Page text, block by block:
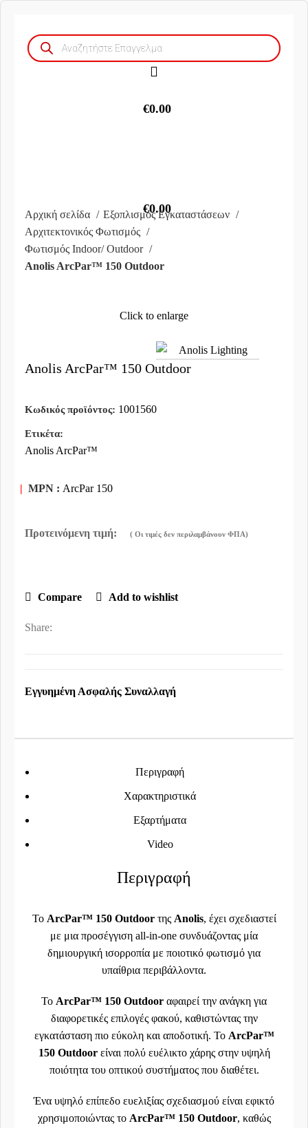
Products
search
€0.00
€0.00
Αρχική σελίδα
Εξοπλισμός Εγκαταστάσεων
Αρχιτεκτονικός Φωτισμός
Φωτισμός Indoor/ Outdoor
Anolis ArcPar™ 150 Outdoor
Click to enlarge
Anolis ArcPar™ 150 Outdoor
Κωδικός προϊόντος: 1001560
Ετικέτα:
Anolis ArcPar™
| MPN : ArcPar 150
Compare Add to wishlist
Share:
Εγγυημένη Ασφαλής Συναλλαγή
Περιγραφή
Χαρακτηριστικά
Εξαρτήματα
Video
Περιγραφή
Το ArcPar™ 150 Outdoorτης Anolis, έχει σχεδιαστεί
με μια προσέγγιση all-in-one συνδυάζοντας μία
δημιουργική ισορροπία με ποιοτικό φωτισμό για
υπαίθρια περιβάλλοντα.
Το ArcPar™ 150 Outdoor αφαιρεί την ανάγκη για
διαφορετικές επιλογές φακού, καθιστώντας την
εγκατάσταση πιο εύκολη και αποδοτική. Το ArcPar™
150 Outdoorείναι πολύ ευέλικτο χάρης στην υψηλή
ποιότητα του οπτικού συστήματος που διαθέτει.
Ένα υψηλό επίπεδο ευελιξίας σχεδιασμού είναι εφικτό
χρησιμοποιώντας το ArcPar™ 150 Outdoor, καθώς